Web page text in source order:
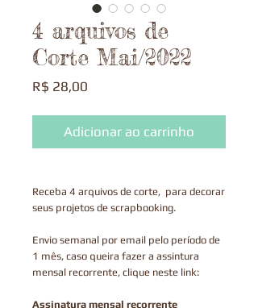
4 arquivos de
Corte Mai/2022
R$ 28,00
Adicionar ao carrinho
Receba 4 arquivos de corte, para decorar
seus projetos de scrapbooking.
Envio semanal por email pelo período de
1 mês, caso queira fazer a assintura
mensal recorrente, clique neste link:
Assinatura mensal recorrente